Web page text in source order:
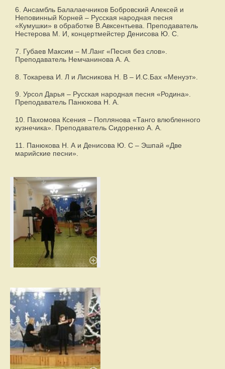
6. Ансамбль Балалаечников Бобровский Алексей и
Неповинный Корней – Русская народная песня
«Кумушки» в обработке В.Авксентьева. Преподаватель
Нестерова М. И, концертмейстер Денисова Ю. С.
7. Губаев Максим – М.Ланг «Песня без слов».
Преподаватель Немчанинова А. А.
8. Токарева И. Л и Лисникова Н. В – И.С.Бах «Менуэт».
9. Урсол Дарья – Русская народная песня «Родина».
Преподаватель Панюкова Н. А.
10. Пахомова Ксения – Поплянова «Танго влюбленного
кузнечика». Преподаватель Сидоренко А. А.
11. Панюкова Н. А и Денисова Ю. С – Эшпай «Две
марийские песни».